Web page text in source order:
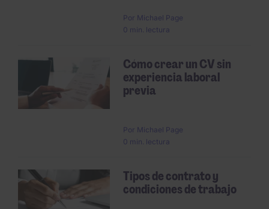
Por Michael Page
0 min. lectura
Cómo crear un CV sin
experiencia laboral
previa
Por Michael Page
0 min. lectura
Tipos de contrato y
condiciones de trabajo